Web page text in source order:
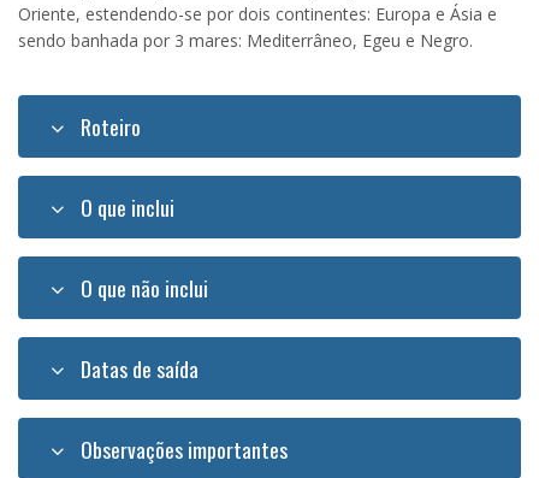
Oriente, estendendo-se por dois continentes: Europa e Ásia e
sendo banhada por 3 mares: Mediterrâneo, Egeu e Negro.
Roteiro
O que inclui
O que não inclui
Datas de saída
Observações importantes